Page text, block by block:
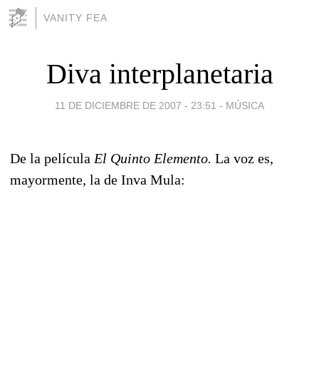
VANITY FEA
Diva interplanetaria
11 DE DICIEMBRE DE 2007 - 23:51 - MÚSICA
De la película El Quinto Elemento. La voz es,
mayormente, la de Inva Mula: